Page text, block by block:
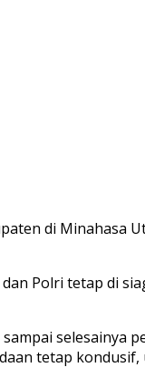
di Minahasa
Polri tetap di
selesainya
tetap